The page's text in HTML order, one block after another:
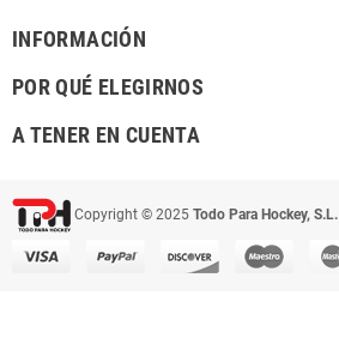
INFORMACIÓN
POR QUÉ ELEGIRNOS
A TENER EN CUENTA
Copyright © 2025 Todo Para Hockey, S.L.